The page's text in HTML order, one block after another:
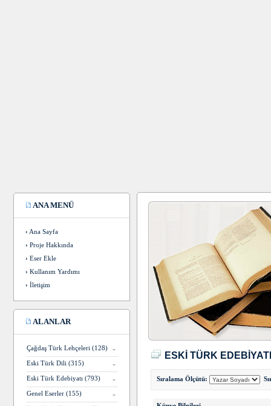
ANA MENÜ
› Ana Sayfa
› Proje Hakkında
› Eser Ekle
› Kullanım Yardımı
› İletişim
ALANLAR
Çağdaş Türk Lehçeleri (128)
Eski Türk Dili (315)
Eski Türk Edebiyatı (793)
Genel Eserler (155)
ESKİ TÜRK EDEBİYATI
Sıralama Ölçütü: